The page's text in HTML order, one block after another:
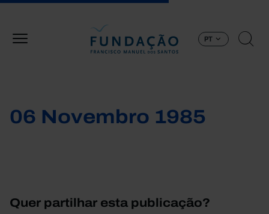
PT
06 Novembro 1985
Quer partilhar esta publicação?